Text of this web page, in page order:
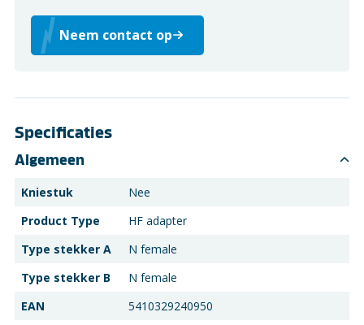
Neem contact op
Specificaties
Algemeen
Kniestuk
Nee
Product Type
HF adapter
Type stekker A
N female
Type stekker B
N female
EAN
5410329240950